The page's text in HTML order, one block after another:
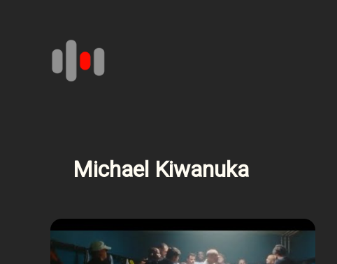
Michael Kiwanuka